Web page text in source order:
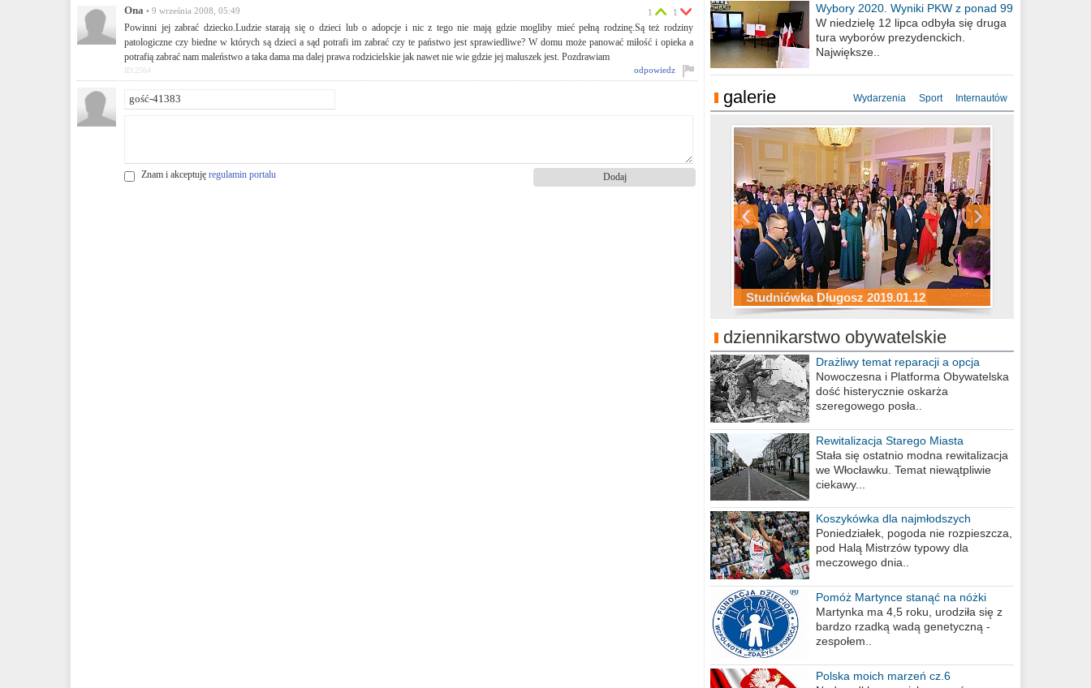
Ona • 9 września 2008, 05:49
Powinni jej zabrać dziecko.Ludzie starają się o dzieci lub o adopcje i nic z tego nie mają gdzie mogliby mieć pełną rodzinę.Są też rodziny
patologiczne czy biedne w których są dzieci a sąd potrafi im zabrać czy te państwo jest sprawiedliwe? W domu może panować miłość i opieka a
potrafią zabrać nam maleństwo a taka dama ma dalej prawa rodzicielskie jak nawet nie wie gdzie jej maluszek jest. Pozdrawiam
1 1
odpowiedz
ID:2564
Znam i akceptuję regulamin portalu
Wybory 2020. Wyniki PKW z ponad 99
procent obwodów
W niedzielę 12 lipca odbyła się druga
tura wyborów prezydenckich.
Największe..
galerie Wydarzenia Sport Internautów
Studniówka Długosz 2019.01.12
ZS Budowlanych 2019.01.12
Studniówka LZK 2019.01.11
Studniówka Kopernik 2019.01.11
Studniówka LMK 2019.01.05
Studniówka ZS Ekonomicznych
2019.01.05
dziennikarstwo obywatelskie
Drażliwy temat reparacji a opcja
berlińska
Nowoczesna i Platforma Obywatelska
dość histerycznie oskarża
szeregowego posła..
Rewitalizacja Starego Miasta
Stała się ostatnio modna rewitalizacja
we Włocławku. Temat niewątpliwie
ciekawy...
Koszykówka dla najmłodszych
Poniedziałek, pogoda nie rozpieszcza,
pod Halą Mistrzów typowy dla
meczowego dnia..
Pomóż Martynce stanąć na nóżki
Martynka ma 4,5 roku, urodziła się z
bardzo rzadką wadą genetyczną -
zespołem..
Polska moich marzeń cz.6